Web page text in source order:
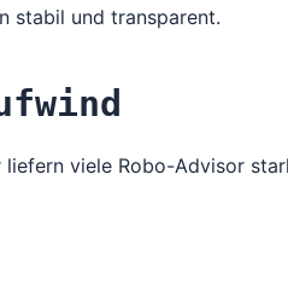
stabil und transparent.
viele Robo-Advisor